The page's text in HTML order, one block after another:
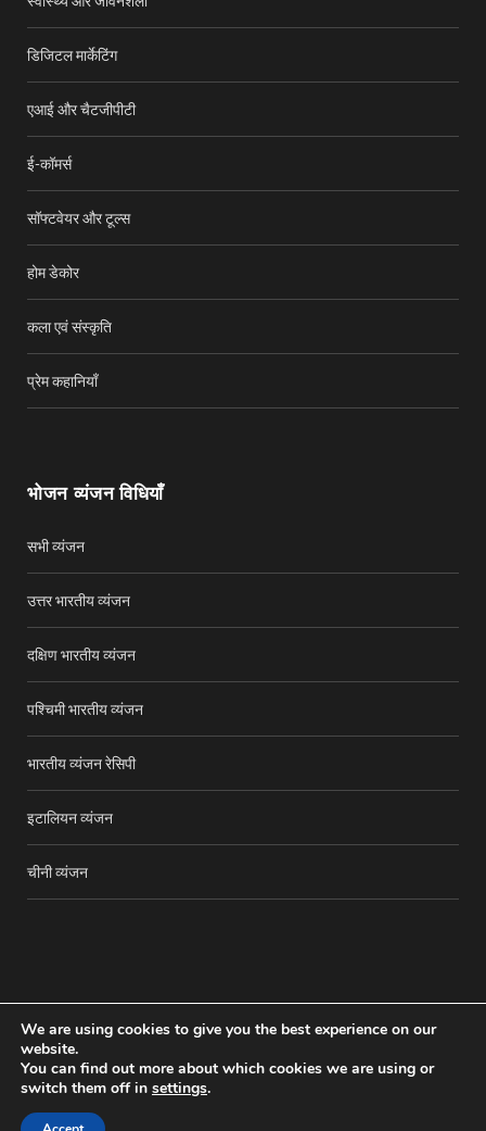
डिजिटल मार्केटिंग
एआई और चैटजीपीटी
ई-कॉमर्स
सॉफ्टवेयर और टूल्स
होम डेकोर
कला एवं संस्कृति
प्रेम कहानियाँ
भोजन व्यंजन विधियाँ
सभी व्यंजन
उत्तर भारतीय व्यंजन
दक्षिण भारतीय व्यंजन
पश्चिमी भारतीय व्यंजन
भारतीय व्यंजन रेसिपी
इटालियन व्यंजन
चीनी व्यंजन
Copyright © 2016-25
We are using cookies to give you the best experience on our
website.
You can find out more about which cookies we are using or
switch them off in settings.